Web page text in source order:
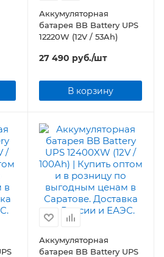
Аккумуляторная
батарея BB Battery UPS
12220W (12V / 53Ah)
27 490 руб./шт
В корзину
Аккумуляторная
батарея BB Battery UPS